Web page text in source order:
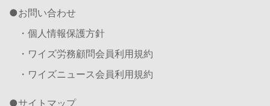
お問い合わせ
・個人情報保護方針
・ワイズ労務顧問会員利用規約
・ワイズニュース会員利用規約
サイトマップ